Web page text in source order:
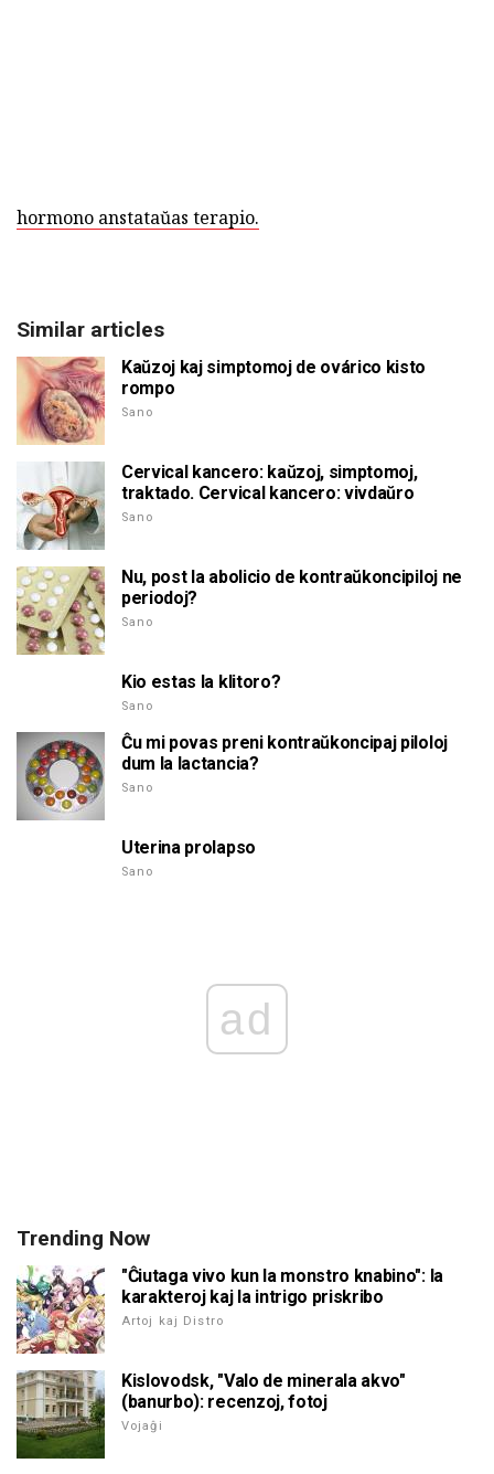
hormono anstataŭas terapio.
Similar articles
Kaŭzoj kaj simptomoj de ovárico kisto
rompo
Sano
Cervical kancero: kaŭzoj, simptomoj,
traktado. Cervical kancero: vivdaŭro
Sano
Nu, post la abolicio de kontraŭkoncipiloj ne
periodoj?
Sano
Kio estas la klitoro?
Sano
Ĉu mi povas preni kontraŭkoncipaj piloloj
dum la lactancia?
Sano
Uterina prolapso
Sano
ad
Trending Now
"Ĉiutaga vivo kun la monstro knabino": la
karakteroj kaj la intrigo priskribo
Artoj kaj Distro
Kislovodsk, "Valo de minerala akvo"
(banurbo): recenzoj, fotoj
Vojaĝi